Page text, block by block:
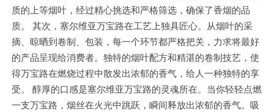
质的上等烟叶，经过精心挑选和严格筛选，确保了香烟的品
质。 其次，塞尔维亚万宝路在工艺上独具匠心。从烟叶的采
摘、晾晒到卷制、包装，每一个环节都严格把关，力求将最好
的产品呈现给消费者。独特的烟叶配方和精湛的卷制技艺，使
得万宝路在燃烧过程中散发出浓郁的香气，给人一种独特的享
受。 醇厚的口感是塞尔维亚万宝路的灵魂所在。当你轻轻点燃
一支万宝路，烟丝在火光中跳跃，瞬间释放出浓郁的香气。吸